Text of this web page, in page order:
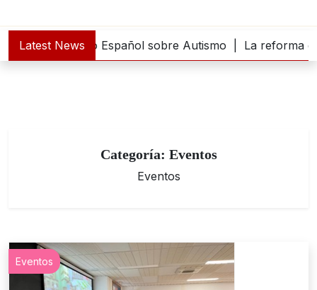
Latest News
al Centro Español sobre Autismo |La reforma de
Categoría: Eventos
Eventos
Eventos